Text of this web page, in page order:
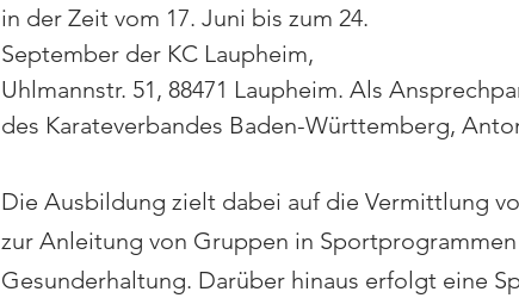
in der Zeit vom 17. Juni bis zum 24.
September der KC Laupheim,
Uhlmannstr. 51, 88471 Laupheim. Als
des Karateverbandes Baden-Württemberg,
Die Ausbildung zielt dabei auf die Vermittlung
zur Anleitung von Gruppen in
Gesunderhaltung. Darüber hinaus erfolgt eine